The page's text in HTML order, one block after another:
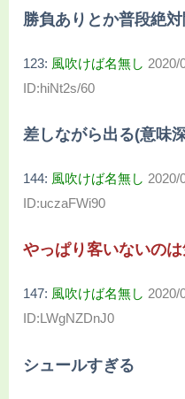
勝負ありとか普段絶
123: 風吹けば名無し 2020/
ID:hiNt2s/60
差しながら出る(意味
144: 風吹けば名無し 2020/
ID:uczaFWi90
やっぱり客いないの
147: 風吹けば名無し 2020/
ID:LWgNZDnJ0
シュールすぎる